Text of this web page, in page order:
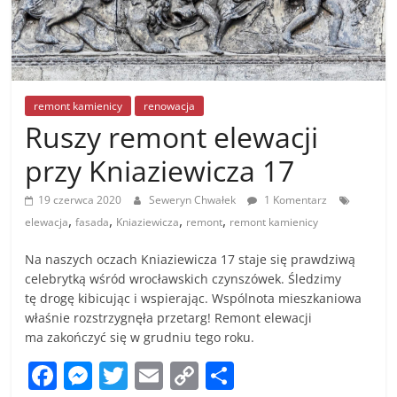
remont kamienicy renowacja
Ruszy remont elewacji
przy Kniaziewicza 17
19 czerwca 2020 Seweryn Chwałek
1 Komentarz
elewacja,fasada, Kniaziewicza, remont, remont kamienicy
Na naszych oczach Kniaziewicza 17 staje się prawdziwą
celebrytką wśród wrocławskich czynszówek. Śledzimy
tę drogę kibicując i wspierając. Wspólnota mieszkaniowa
właśnie rozstrzygnęła przetarg! Remont elewacji
ma zakończyć się w grudniu tego roku.
F M T E C